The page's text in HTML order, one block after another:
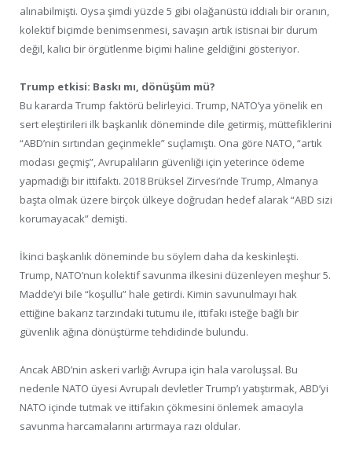
alınabilmişti. Oysa şimdi yüzde 5 gibi olağanüstü iddialı bir oranın,
kolektif biçimde benimsenmesi, savaşın artık istisnai bir durum
değil, kalıcı bir örgütlenme biçimi haline geldiğini gösteriyor.
Trump etkisi: Baskı mı, dönüşüm mü?
Bu kararda Trump faktörü belirleyici. Trump, NATO’ya yönelik en
sert eleştirileri ilk başkanlık döneminde dile getirmiş, müttefiklerini
“ABD’nin sırtından geçinmekle” suçlamıştı. Ona göre NATO, “artık
modası geçmiş”, Avrupalıların güvenliği için yeterince ödeme
yapmadığı bir ittifaktı. 2018 Brüksel Zirvesi’nde Trump, Almanya
başta olmak üzere birçok ülkeye doğrudan hedef alarak “ABD sizi
korumayacak” demişti.
İkinci başkanlık döneminde bu söylem daha da keskinleşti.
Trump, NATO’nun kolektif savunma ilkesini düzenleyen meşhur 5.
Madde’yi bile “koşullu” hale getirdi. Kimin savunulmayı hak
ettiğine bakarız tarzındaki tutumu ile, ittifakı isteğe bağlı bir
güvenlik ağına dönüştürme tehdidinde bulundu.
Ancak ABD’nin askeri varlığı Avrupa için hala varoluşsal. Bu
nedenle NATO üyesi Avrupalı devletler Trump’ı yatıştırmak, ABD’yi
NATO içinde tutmak ve ittifakın çökmesini önlemek amacıyla
savunma harcamalarını artırmaya razı oldular.